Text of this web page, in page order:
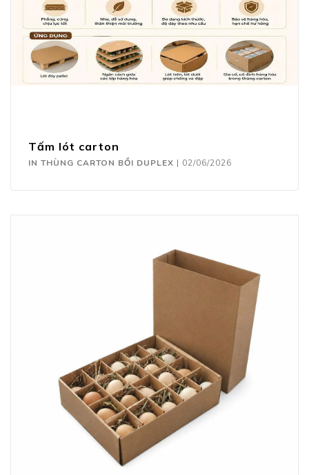
Tấm lót carton
IN THÙNG CARTON BỒI DUPLEX | 02/06/2026